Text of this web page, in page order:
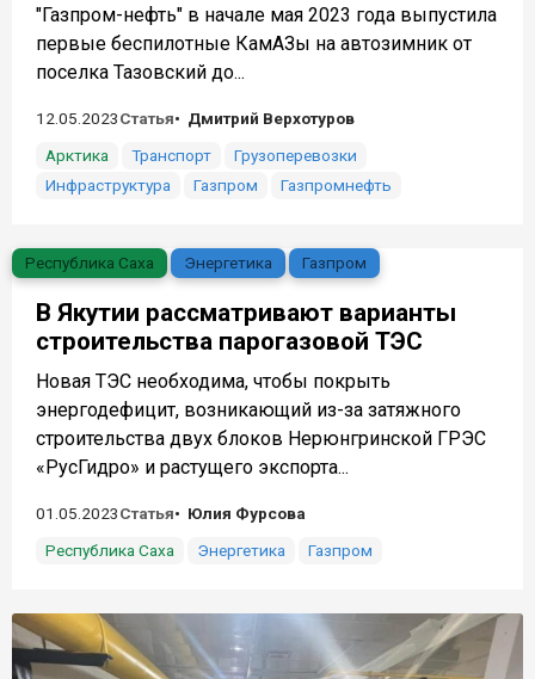
"Газпром-нефть" в начале мая 2023 года выпустила
первые беспилотные КамАЗы на автозимник от
поселка Тазовский до...
12.05.2023Статья
Дмитрий Верхотуров
Арктика
Транспорт
Грузоперевозки
Инфраструктура
Газпром Газпромнефть
Республика Саха Энергетика Газпром
В Якутии рассматривают варианты
строительства парогазовой ТЭС
Новая ТЭС необходима, чтобы покрыть
энергодефицит, возникающий из-за затяжного
строительства двух блоков Нерюнгринской ГРЭС
«РусГидро» и растущего экспорта...
01.05.2023Статья
Юлия Фурсова
Республика Саха
Энергетика Газпром